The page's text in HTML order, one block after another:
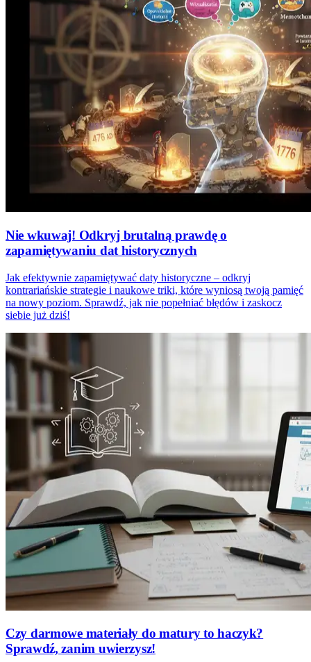
Nie wkuwaj! Odkryj brutalną prawdę o
zapamiętywaniu dat historycznych
Jak efektywnie zapamiętywać daty historyczne – odkryj
kontrariańskie strategie i naukowe triki, które wyniosą twoją pamięć
na nowy poziom. Sprawdź, jak nie popełniać błędów i zaskocz
siebie już dziś!
Czy darmowe materiały do matury to haczyk?
Sprawdź, zanim uwierzysz!